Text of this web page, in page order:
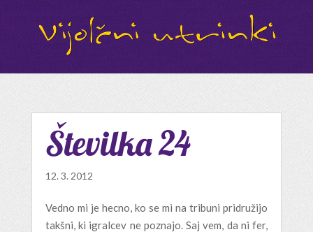
Številka 24
12. 3. 2012
Vedno mi je hecno, ko se mi na tribuni pridružijo
takšni, ki igralcev ne poznajo. Saj vem, da ni fer,